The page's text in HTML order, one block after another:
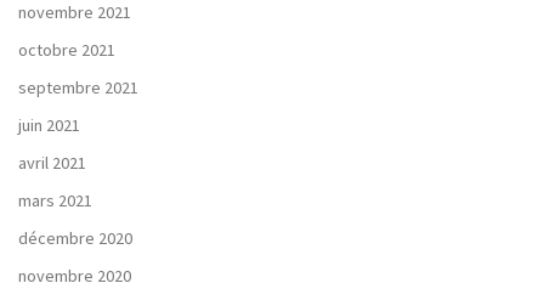
novembre 2021
octobre 2021
septembre 2021
juin 2021
avril 2021
mars 2021
décembre 2020
novembre 2020